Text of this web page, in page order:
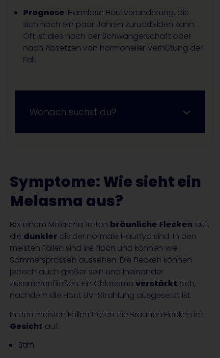
Prognose: Harmlose Hautveränderung, die
sich nach ein paar Jahren zurückbilden kann.
Oft ist dies nach der Schwangerschaft oder
nach Absetzen von hormoneller Verhütung der
Fall.
Wonach suchst du?
Symptome: Wie sieht ein
Melasma aus?
Bei einem Melasma treten bräunliche Flecken auf,
die dunkler als der normale Hauttyp sind. In den
meisten Fällen sind sie flach und können wie
Sommersprossen aussehen. Die Flecken können
jedoch auch größer sein und ineinander
zusammenfließen. Ein Chloasma verstärkt sich,
nachdem die Haut UV-Strahlung ausgesetzt ist.
In den meisten Fällen treten die Braunen Flecken im
Gesicht auf:
Stirn